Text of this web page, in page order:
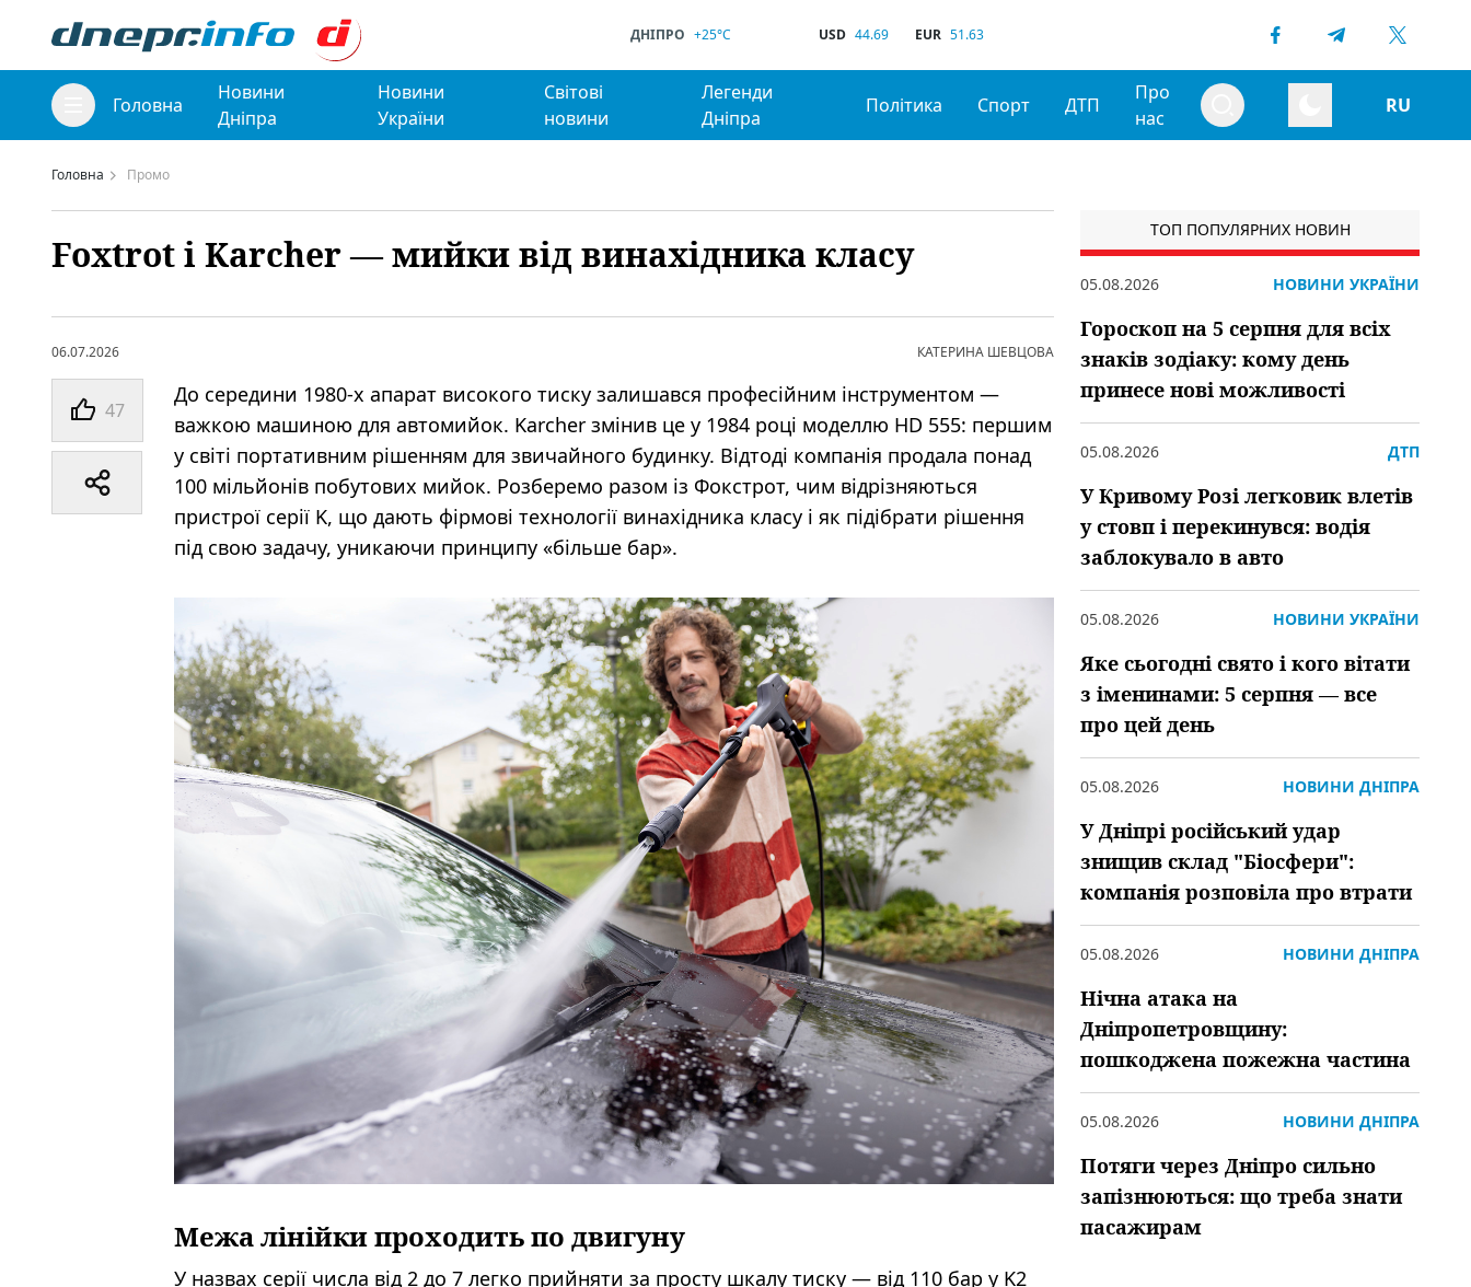
ДНІПРО +25°C USD 44.69 EUR 51.63
Головна
Новини
Дніпра
Новини
України
Світові
новини
Легенди
Дніпра
Політика Спорт ДТП
Про
нас
RU
Головна Промо
Foxtrot і Karcher — мийки від винахідника класу
06.07.2026 КАТЕРИНА ШЕВЦОВА
47
До середини 1980-х апарат високого тиску залишався професійним інструментом —
важкою машиною для автомийок. Karcher змінив це у 1984 році моделлю HD 555: першим
у світі портативним рішенням для звичайного будинку. Відтоді компанія продала понад
100 мільйонів побутових мийок. Розберемо разом із Фокстрот, чим відрізняються
пристрої серії K, що дають фірмові технології винахідника класу і як підібрати рішення
під свою задачу, уникаючи принципу «більше бар».
Межа лінійки проходить по двигуну
У назвах серії числа від 2 до 7 легко прийняти за просту шкалу тиску — від 110 бар у K2
ТОП ПОПУЛЯРНИХ НОВИН
05.08.2026 НОВИНИ УКРАЇНИ
Гороскоп на 5 серпня для всіх
знаків зодіаку: кому день
принесе нові можливості
05.08.2026 ДТП
У Кривому Розі легковик влетів
у стовп і перекинувся: водія
заблокувало в авто
05.08.2026 НОВИНИ УКРАЇНИ
Яке сьогодні свято і кого вітати
з іменинами: 5 серпня — все
про цей день
05.08.2026 НОВИНИ ДНІПРА
У Дніпрі російський удар
знищив склад "Біосфери":
компанія розповіла про втрати
05.08.2026 НОВИНИ ДНІПРА
Нічна атака на
Дніпропетровщину:
пошкоджена пожежна частина
05.08.2026 НОВИНИ ДНІПРА
Потяги через Дніпро сильно
запізнюються: що треба знати
пасажирам